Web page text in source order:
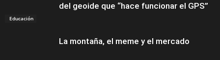
Educación
del geoide que “hace funcionar el GPS”
La montaña, el meme y el mercado